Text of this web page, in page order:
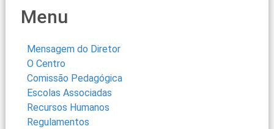
Menu
Mensagem do Diretor
O Centro
Comissão Pedagógica
Escolas Associadas
Recursos Humanos
Regulamentos